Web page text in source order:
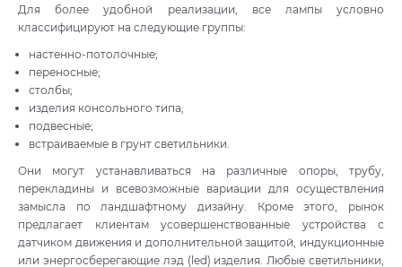
Для более удобной реализации, все лампы условно
классифицируют на следующие группы:
настенно-потолочные;
переносные;
столбы;
изделия консольного типа;
подвесные;
встраиваемые в грунт светильники.
Они могут устанавливаться на различные опоры, трубу,
перекладины и всевозможные вариации для осуществления
замысла по ландшафтному дизайну. Кроме этого, рынок
предлагает клиентам усовершенствованные устройства с
датчиком движения и дополнительной защитой, индукционные
или энергосберегающие лэд (led) изделия. Любые светильники,